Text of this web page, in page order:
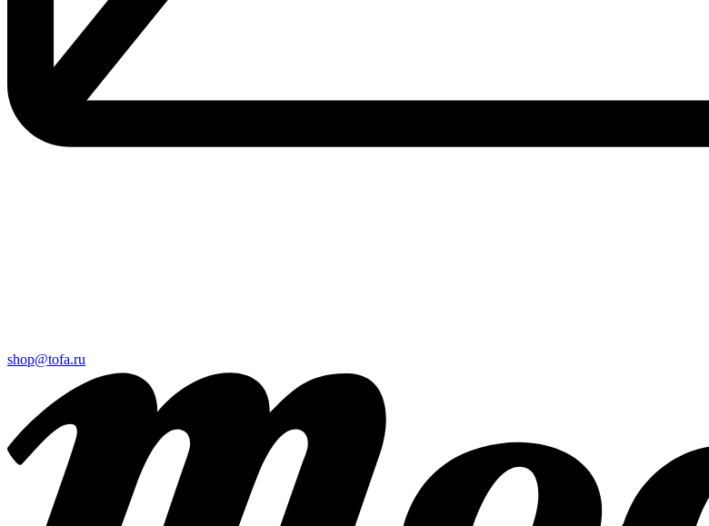
shop@tofa.ru